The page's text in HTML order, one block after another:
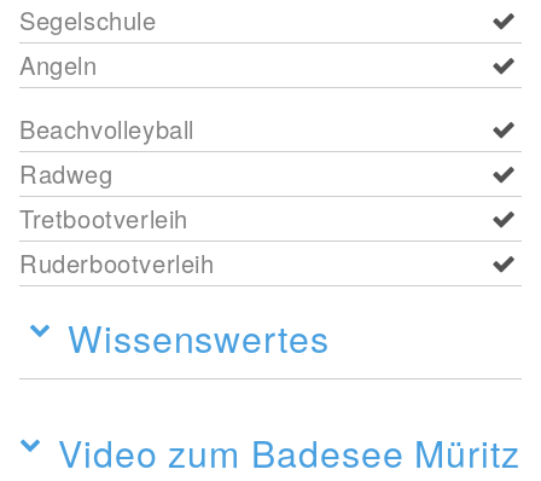
Segelschule
Angeln
Beachvolleyball
Radweg
Tretbootverleih
Ruderbootverleih
Wissenswertes
Video zum Badesee Müritz